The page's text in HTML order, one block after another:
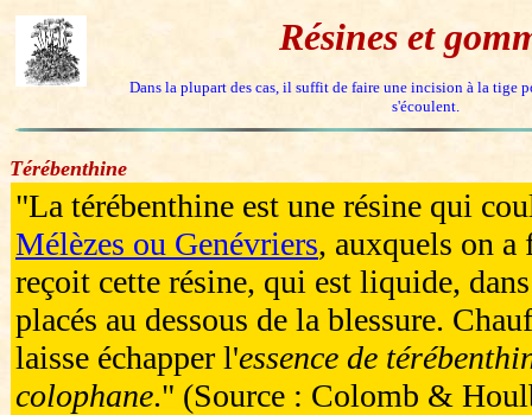
Résines et
Dans la plupart des cas, il suffit de faire une incision à la tige
s'écoulent.
Térébenthine
"La térébenthine est une résine qui
Mélèzes ou Genévriers, auxquels on a
reçoit cette résine, qui est liquide,
placés au dessous de la blessure.
laisse échapper l'essence de
colophane." (Source : Colomb &